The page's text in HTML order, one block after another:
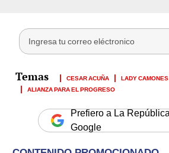
CESAR ACUÑA LADY CAMONES
ALIANZA PARA EL PROGRESO
Prefiero a La
Google